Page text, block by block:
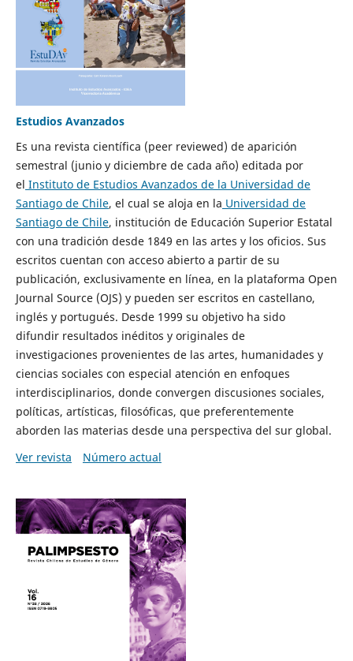
Estudios Avanzados
Es una revista científica (peer reviewed) de aparición
semestral (junio y diciembre de cada año) editada por
el Instituto de Estudios Avanzados de la Universidad de
Santiago de Chile, el cual se aloja en la Universidad de
Santiago de Chile, institución de Educación Superior Estatal
con una tradición desde 1849 en las artes y los oficios. Sus
escritos cuentan con acceso abierto a partir de su
publicación, exclusivamente en línea, en la plataforma Open
Journal Source (OJS) y pueden ser escritos en castellano,
inglés y portugués. Desde 1999 su objetivo ha sido
difundir resultados inéditos y originales de
investigaciones provenientes de las artes, humanidades y
ciencias sociales con especial atención en enfoques
interdisciplinarios, donde convergen discusiones sociales,
políticas, artísticas, filosóficas, que preferentemente
aborden las materias desde una perspectiva del sur global.
Ver revista
Número actual